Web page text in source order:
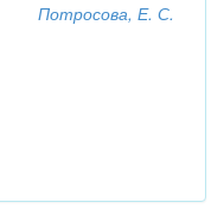
Потросова, Е. С.